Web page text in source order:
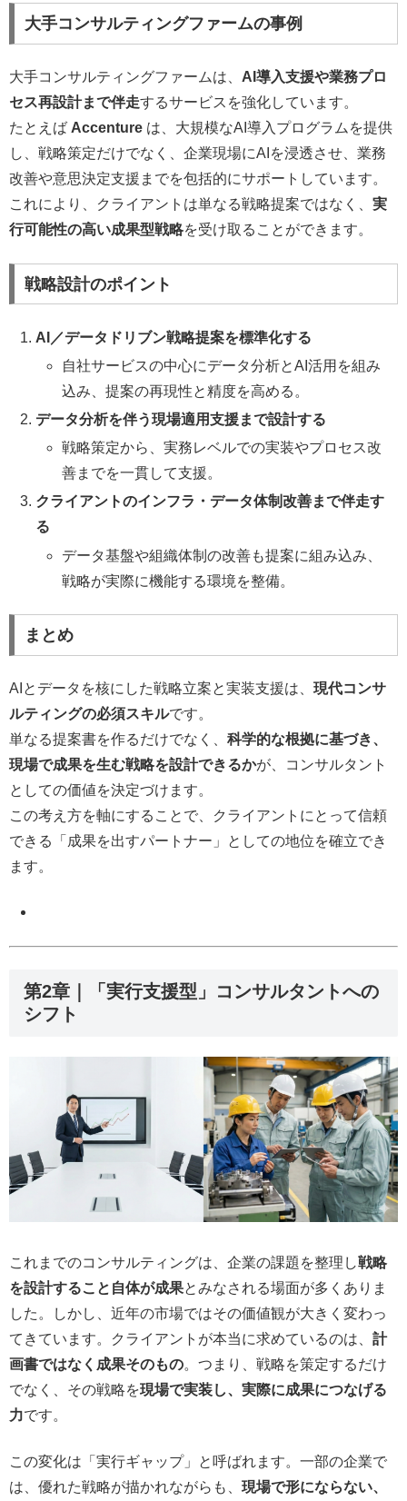
大手コンサルティングファームの事例
大手コンサルティングファームは、 AI導入支援や業務プロ
セス再設計まで伴走するサービスを強化しています。
たとえば Accenture は、大規模なAI導入プログラムを提供
し、戦略策定だけでなく、企業現場にAIを浸透させ、業務
改善や意思決定支援までを包括的にサポートしています。
これにより、クライアントは単なる戦略提案ではなく、 実
行可能性の高い成果型戦略を受け取ることができます。
戦略設計のポイント
AI／データドリブン戦略提案を標準化する
自社サービスの中心にデータ分析とAI活用を組み
込み、提案の再現性と精度を高める。
データ分析を伴う現場適用支援まで設計する
戦略策定から、実務レベルでの実装やプロセス改
善までを一貫して支援。
クライアントのインフラ・データ体制改善まで伴走す
る
データ基盤や組織体制の改善も提案に組み込み、
戦略が実際に機能する環境を整備。
まとめ
AIとデータを核にした戦略立案と実装支援は、 現代コンサ
ルティングの必須スキルです。
単なる提案書を作るだけでなく、 科学的な根拠に基づき、
現場で成果を生む戦略を設計できるかが、コンサルタント
としての価値を決定づけます。
この考え方を軸にすることで、クライアントにとって信頼
できる「成果を出すパートナー」としての地位を確立でき
ます。
第2章｜「実行支援型」コンサルタントへの
シフト
これまでのコンサルティングは、企業の課題を整理し戦略
を設計すること自体が成果とみなされる場面が多くありま
した。しかし、近年の市場ではその価値観が大きく変わっ
てきています。クライアントが本当に求めているのは、 計
画書ではなく成果そのもの。つまり、戦略を策定するだけ
でなく、その戦略を現場で実装し、実際に成果につなげる
力です。
この変化は「実行ギャップ」と呼ばれます。一部の企業で
は、優れた戦略が描かれながらも、 現場で形にならない、